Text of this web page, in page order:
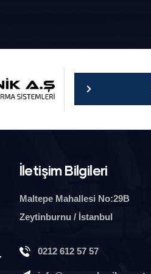
İletişim Bilgileri
Maltepe Mahallesi No:29B
Zeytinburnu / İstanbul
0212 612 57 57